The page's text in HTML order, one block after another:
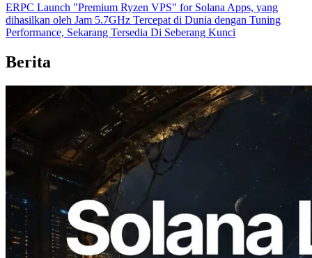
ERPC Launch "Premium Ryzen VPS" for Solana Apps, yang
dihasilkan oleh Jam 5.7GHz Tercepat di Dunia dengan Tuning
Performance, Sekarang Tersedia Di Seberang Kunci
Berita
2026.08.05